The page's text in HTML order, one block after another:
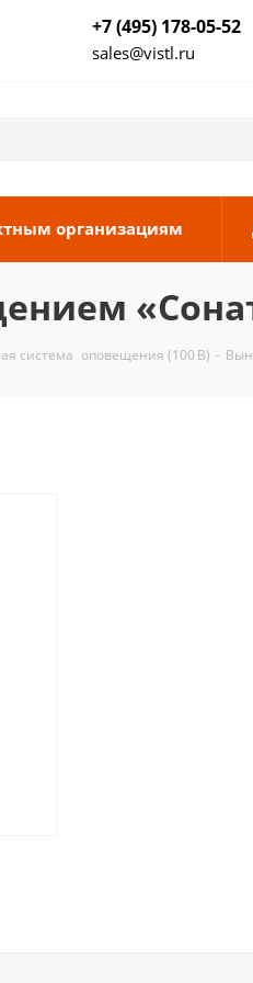
+7 (495) 178-05-52
sales@vistl.ru
организациям
система оповещения (100 В) -